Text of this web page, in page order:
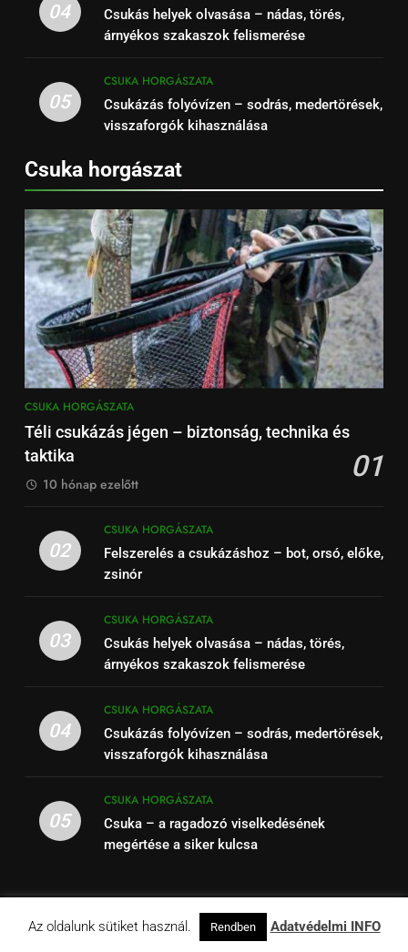
04
Csukás helyek olvasása – nádas, törés,
árnyékos szakaszok felismerése
05
CSUKA HORGÁSZATA
Csukázás folyóvízen – sodrás, medertörések,
visszaforgók kihasználása
Csuka horgászat
CSUKA HORGÁSZATA
Téli csukázás jégen – biztonság, technika és
taktika
01
10 hónap ezelőtt
02
CSUKA HORGÁSZATA
Felszerelés a csukázáshoz – bot, orsó, előke,
zsinór
03
CSUKA HORGÁSZATA
Csukás helyek olvasása – nádas, törés,
árnyékos szakaszok felismerése
04
CSUKA HORGÁSZATA
Csukázás folyóvízen – sodrás, medertörések,
visszaforgók kihasználása
05
CSUKA HORGÁSZATA
Csuka – a ragadozó viselkedésének
megértése a siker kulcsa
Tavak.hu - Horgásztavak, horgászcikkek, ismertetők -
Az oldalunk sütiket használ. Rendben Adatvédelmi INFO